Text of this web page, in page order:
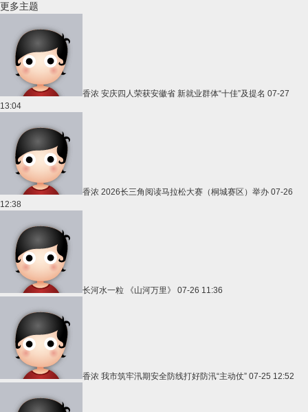
更多主题
香浓 安庆四人荣获安徽省 新就业群体“十佳”及提名 07-27
13:04
香浓 2026长三角阅读马拉松大赛（桐城赛区）举办 07-26
12:38
长河水一粒 《山河万里》 07-26 11:36
香浓 我市筑牢汛期安全防线打好防汛“主动仗” 07-25 12:52